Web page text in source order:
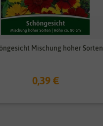
Mischung hoher Sorten
0,39 €